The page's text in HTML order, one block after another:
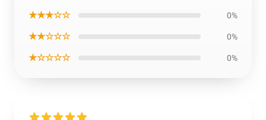
★★★☆☆ 0%
★★☆☆☆ 0%
★☆☆☆☆ 0%